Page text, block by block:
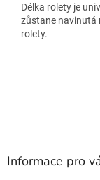
Délka rolety je
zůstane navinutá
rolety.
Z
Informace pro